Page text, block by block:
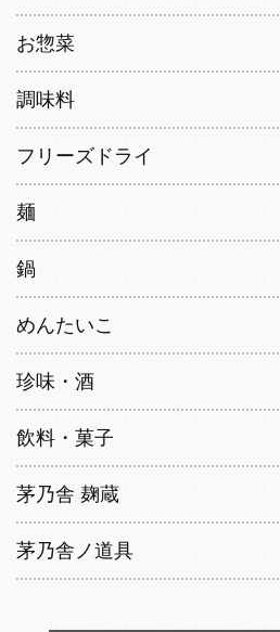
お惣菜
調味料
フリーズドライ
麺
鍋
めんたいこ
珍味・酒
飲料・菓子
茅乃舎 麹蔵
茅乃舎ノ道具